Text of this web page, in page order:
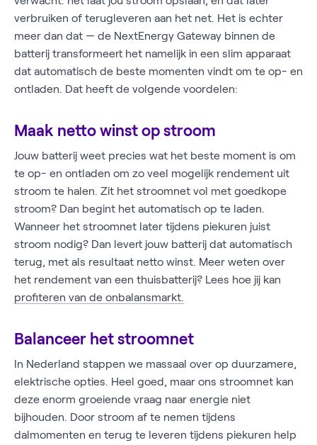
verbruiken of terugleveren aan het net. Het is echter
meer dan dat — de NextEnergy Gateway binnen de
batterij transformeert het namelijk in een slim apparaat
dat automatisch de beste momenten vindt om te op- en
ontladen. Dat heeft de volgende voordelen:
Maak netto winst op stroom
Jouw batterij weet precies wat het beste moment is om
te op- en ontladen om zo veel mogelijk rendement uit
stroom te halen. Zit het stroomnet vol met goedkope
stroom? Dan begint het automatisch op te laden.
Wanneer het stroomnet later tijdens piekuren juist
stroom nodig? Dan levert jouw batterij dat automatisch
terug, met als resultaat netto winst. Meer weten over
het rendement van een thuisbatterij? Lees hoe jij kan
profiteren van de onbalansmarkt.
Balanceer het stroomnet
In Nederland stappen we massaal over op duurzamere,
elektrische opties. Heel goed, maar ons stroomnet kan
deze enorm groeiende vraag naar energie niet
bijhouden. Door stroom af te nemen tijdens
dalmomenten en terug te leveren tijdens piekuren help